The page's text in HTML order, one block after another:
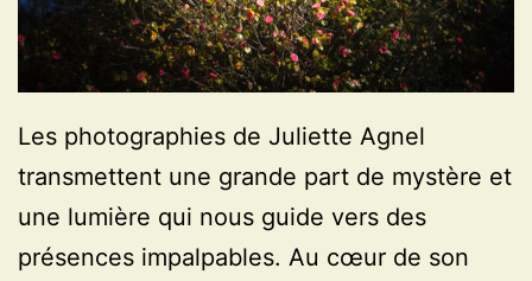
Les photographies de Juliette Agnel
transmettent une grande part de mystère et
une lumière qui nous guide vers des
présences impalpables. Au cœur de son